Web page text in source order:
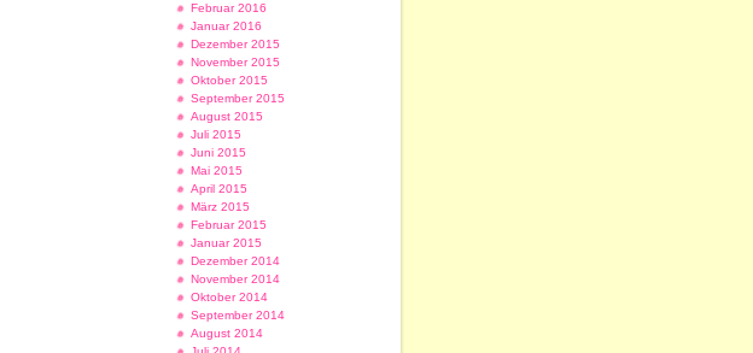
Februar 2016
Januar 2016
Dezember 2015
November 2015
Oktober 2015
September 2015
August 2015
Juli 2015
Juni 2015
Mai 2015
April 2015
März 2015
Februar 2015
Januar 2015
Dezember 2014
November 2014
Oktober 2014
September 2014
August 2014